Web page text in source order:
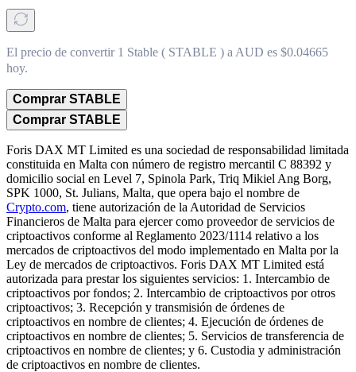
El precio de convertir 1 Stable ( STABLE ) a AUD es $0.04665
hoy.
Comprar STABLE
Comprar STABLE
Foris DAX MT Limited es una sociedad de responsabilidad limitada
constituida en Malta con número de registro mercantil C 88392 y
domicilio social en Level 7, Spinola Park, Triq Mikiel Ang Borg,
SPK 1000, St. Julians, Malta, que opera bajo el nombre de
Crypto.com, tiene autorización de la Autoridad de Servicios
Financieros de Malta para ejercer como proveedor de servicios de
criptoactivos conforme al Reglamento 2023/1114 relativo a los
mercados de criptoactivos del modo implementado en Malta por la
Ley de mercados de criptoactivos. Foris DAX MT Limited está
autorizada para prestar los siguientes servicios: 1. Intercambio de
criptoactivos por fondos; 2. Intercambio de criptoactivos por otros
criptoactivos; 3. Recepción y transmisión de órdenes de
criptoactivos en nombre de clientes; 4. Ejecución de órdenes de
criptoactivos en nombre de clientes; 5. Servicios de transferencia de
criptoactivos en nombre de clientes; y 6. Custodia y administración
de criptoactivos en nombre de clientes.